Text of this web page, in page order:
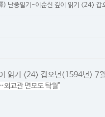
) 난중일기-이순신 깊이 읽기 <24>
읽기 <24> 갑오년(1594년) 7
교관 면모도 탁월"